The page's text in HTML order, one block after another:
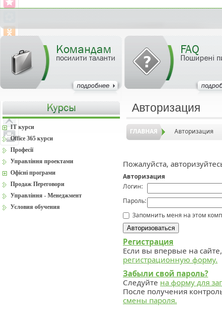
Командам
посилити таланти
FAQ
Поширені
Авторизация
ГЛАВНАЯ Авторизация
Пожалуйста,
Авторизация
Логин:
Пароль:
Запомнить меня на этом
Регистрация
Если вы впервые на
регистрационную форму.
Забыли свой пароль?
Следуйте на форму для
После получения
смены пароля.
IT курси
Office 365 курси
Професії
Управління проектами
Офісні програми
Продаж Переговори
Управління - Менеджмент
Условия обучения